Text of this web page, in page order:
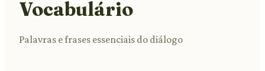
Vocabulário
Palavras e frases essenciais do diálogo